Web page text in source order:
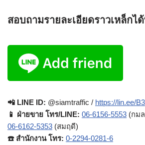
สอบถามรายละเอียดราวเหล็กไ
📲 LINE ID: @siamtraffic / https://lin.ee/
📱 ฝ่ายขาย โทร/LINE: 06-6156-5553 (กม
06-6162-5353 (สมฤดี)
☎️ สำนักงาน โทร: 0-2294-0281-6